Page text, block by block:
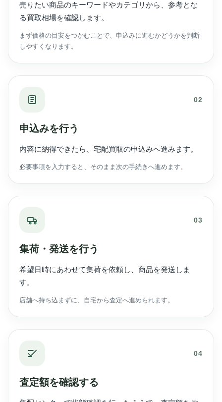
売りたい商品のキーワードやカテゴリから、参考とな
る買取相場を確認します。
まず価格の目安をつかむことで、申込みに進むかどうかを判断
しやすくなります。
02
申込みを行う
内容に納得できたら、宅配買取の申込みへ進みます。
必要事項を入力すると、そのまま次の手続きへ進めます。
03
集荷・発送を行う
希望日時にあわせて集荷を依頼し、商品を発送しま
す。
店舗へ持ち込まずに、自宅から査定へ進められます。
04
査定額を確認する